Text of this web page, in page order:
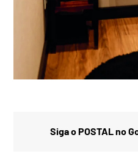
Siga o POSTAL no